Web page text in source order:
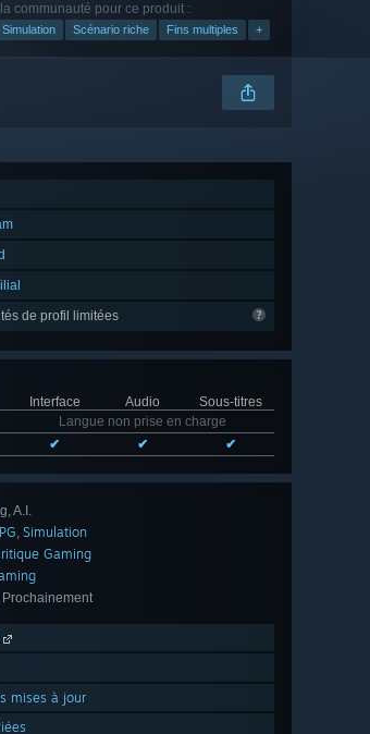
communauté pour ce produit :
Simulation Scénario riche Fins multiples +
de profil limitées
Interface
Audio
Sous-titres
Langue non prise en charge
✔ ✔ ✔
A.I.
, Simulation
Gaming
Prochainement
mises à jour